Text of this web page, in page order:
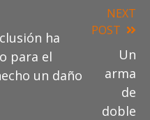
ha
para el
un daño
NEXT
POST
Un
arma
de
doble